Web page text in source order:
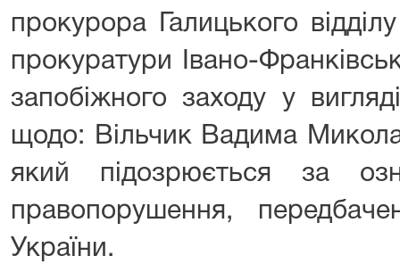
прокурора Галицького
прокуратури Івано-
запобіжного заходу у
щодо: Вільчик Вадима
який підозрюється за
правопорушення,
України.